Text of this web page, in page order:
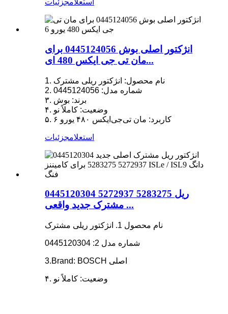
استعلامجزئیات
انژکتور اصلی بوش 0445124056 برای
مان تی جی ایکس 480 ای...
1. نام محصول: انژکتور ریلی مشترک
2. شماره مدل: 0445124056
۳. برند: بوش
۴. وضعیت: کاملاً نو
۵. کاربرد: مان تی‌جی‌ایکس ۴۸۰ یورو ۶
استعلامجزئیات
0445120304 5272937 5283275 ریل
مشترک جدید واقعی ...
نام محصول 1. انژکتور ریلی مشترک
شماره مدل 2: 0445120304
3.Brand: BOSCH اصلی
۴. وضعیت: کاملاً نو